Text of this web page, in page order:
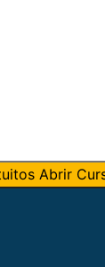
Abrir